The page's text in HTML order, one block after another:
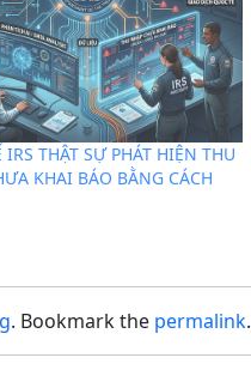
IRS THẬT SỰ PHÁT HIỆN THU
KHAI BÁO BẰNG CÁCH
. Bookmark the permalink.